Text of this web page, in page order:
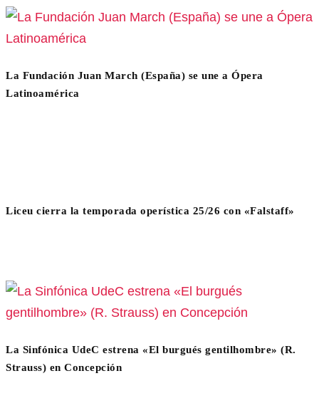
La Fundación Juan March (España) se une a Ópera
Latinoamérica
Liceu cierra la temporada operística 25/26 con «Falstaff»
La Sinfónica UdeC estrena «El burgués gentilhombre» (R.
Strauss) en Concepción